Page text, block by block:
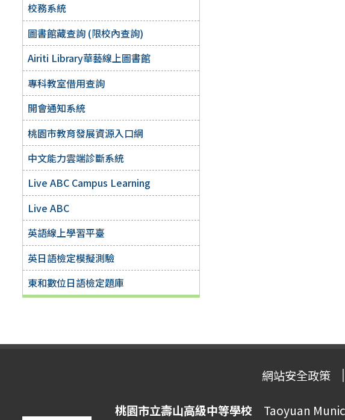
校務系統
圖書館藏查詢 (限校內查詢)
Airiti Library華藝線上圖書館
專科教室借用查詢
開會通知系統
桃園市教育發展資源入口網
中文能力雲端診斷系統
Live ABC Campus Learning
Live ABC
英語線上學習平臺
英日語檢定模擬測驗
東和數位日語檢定題庫
網站安全政策
桃園市立壽山高級中等學校 Taoyuan